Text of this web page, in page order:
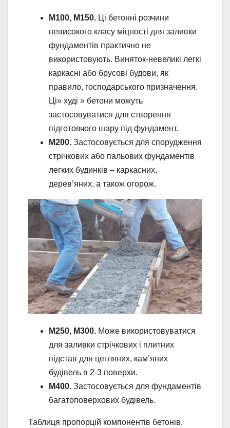
М100, М150. Ці бетонні розчини
невисокого класу міцності для заливки
фундаментів практично не
використовують. Виняток-невеликі легкі
каркасні або брусові будови, як
правило, господарського призначення.
Ці» худі » бетони можуть
застосовуватися для створення
підготовчого шару під фундамент.
М200. Застосовується для спорудження
стрічкових або пальових фундаментів
легких будинків – каркасних,
дерев’яних, а також огорож.
М250, М300. Може використовуватися
для заливки стрічкових і плитних
підстав для цегляних, кам’яних
будівель в 2-3 поверхи.
М400. Застосовується для фундаментів
багатоповерхових будівель.
Таблиця пропорцій компонентів бетонів,